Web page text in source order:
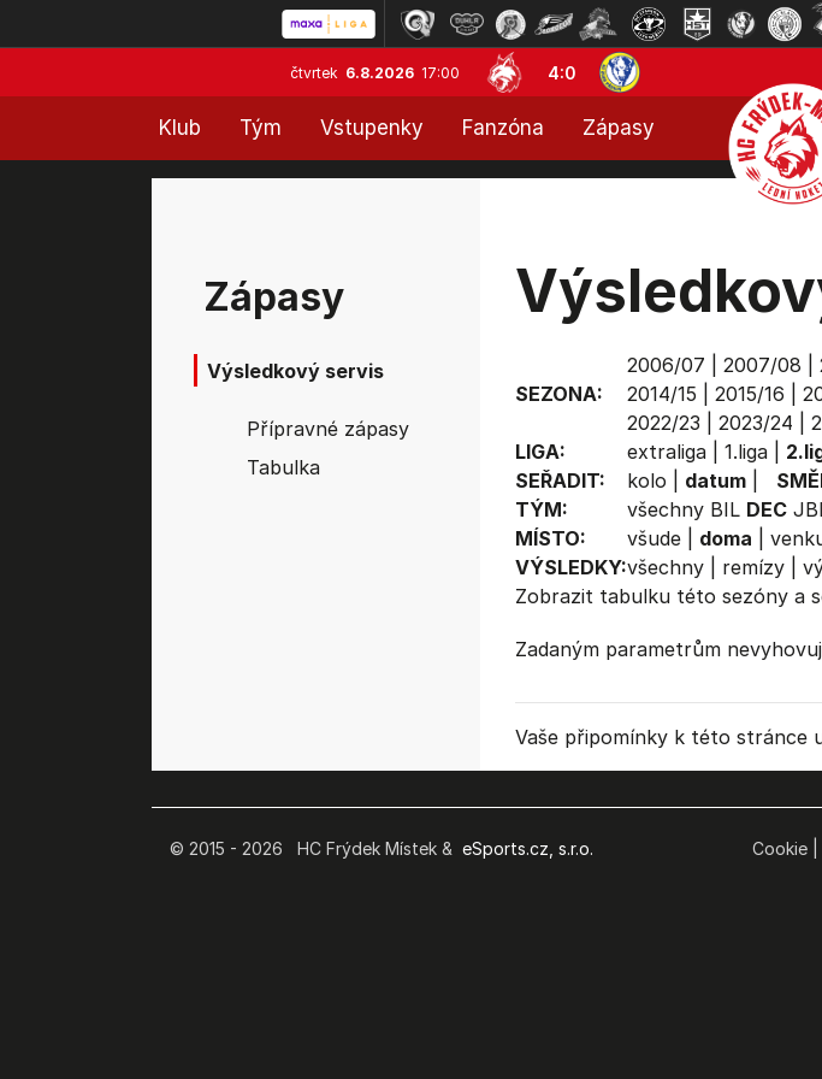
čtvrtek 6.8.2026 17:00 4:0
Klub Tým Vstupenky Fanzóna Zápasy
Zápasy
Výsledkový servis
Přípravné zápasy
Tabulka
SEZONA:
2006/07 2007/08
2014/15
2015/16
2022/23
2023/24
LIGA:
extraliga| 1.liga|
SEŘADIT:
kolo datum|
TÝM:
všechny BIL DEC
MÍSTO:
všude| doma
VÝSLEDKY:všechny| remízy|
Zobrazit tabulkutéto sezóny a
Zadaným parametrům
Vaše připomínky k této stránce
© 2015 - 2026 HC Frýdek Místek &eSports.cz, s.r.o. Cookie |